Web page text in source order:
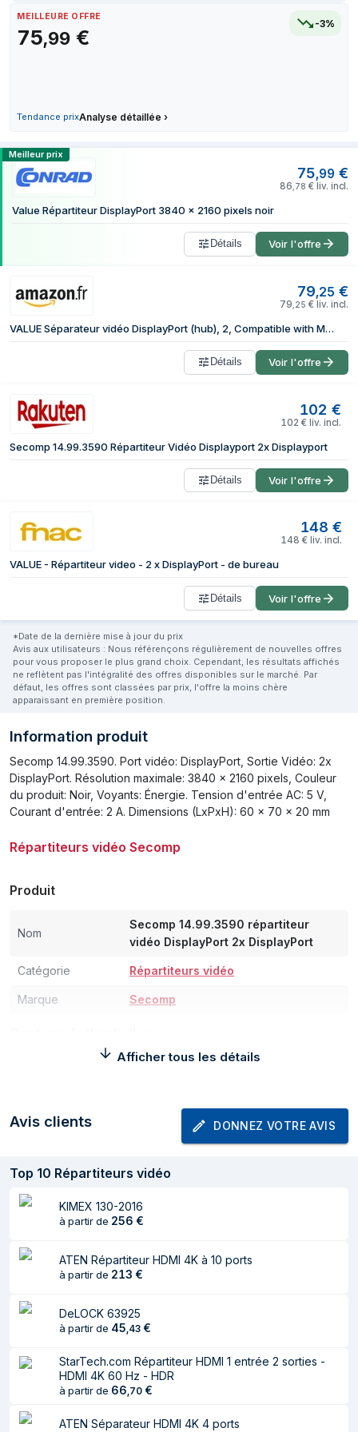
MEILLEURE OFFRE
75,99 €
-3%
Tendance prixAnalyse détaillée ›
30 juin 2026
4 juillet 2026
31 juillet 2026
Comparer les prix de Secomp
Meilleur prix
75,99 €
86 78 € liv. incl.
Value Répartiteur DisplayPort 3840 x 2160 pixels noir
Détails Voir l'offre
79,25 €
79 25 € liv. incl.
VALUE Séparateur vidéo DisplayPort (hub), 2, Compatible with Monitors
Détails Voir l'offre
102 €
102 € liv. incl.
Secomp 14.99.3590 Répartiteur Vidéo Displayport 2x Displayport
Détails Voir l'offre
148 €
148 € liv. incl.
VALUE - Répartiteur video - 2 x DisplayPort - de bureau
Détails Voir l'offre
*Date de la dernière mise à jour du prix
Avis aux utilisateurs : Nous référençons régulièrement de nouvelles offres
pour vous proposer le plus grand choix. Cependant, les résultats affichés
ne reflètent pas l'intégralité des offres disponibles sur le marché. Par
défaut, les offres sont classées par prix, l'offre la moins chère
apparaissant en première position.
Information produit
Secomp 14.99.3590. Port vidéo: DisplayPort, Sortie Vidéo: 2x
DisplayPort. Résolution maximale: 3840 x 2160 pixels, Couleur
du produit: Noir, Voyants: Énergie. Tension d'entrée AC: 5 V,
Courant d'entrée: 2 A. Dimensions (LxPxH): 60 x 70 x 20 mm
Répartiteurs vidéo Secomp
Produit
Nom
Secomp 14.99.3590 répartiteur
vidéo DisplayPort 2x DisplayPort
Catégorie Répartiteurs vidéo
Marque Secomp
fourni
Quantité de ports
vidéo
3
Port vidéo DisplayPort
Sortie Vidéo 2x DisplayPort
Entrée DC
Poids et dimensions
Dimensions (LxPxH)
Puissance
Tension d'entrée 5 V
Afficher tous les détails
Avis clients DONNEZ VOTRE AVIS
Top 10 Répartiteurs vidéo
KIMEX 130-2016
à partir de 256 €
ATEN Répartiteur HDMI 4K à 10 ports
à partir de 213 €
DeLOCK 63925
à partir de 45,43 €
StarTech.com Répartiteur HDMI 1 entrée 2 sorties -
HDMI 4K 60 Hz - HDR
à partir de 66,70 €
ATEN Séparateur HDMI 4K 4 ports